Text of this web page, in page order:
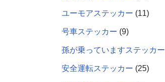
ユーモアステッカー 11
号車ステッカー 9
孫が乗っていますステッカー
安全運転ステッカー 25